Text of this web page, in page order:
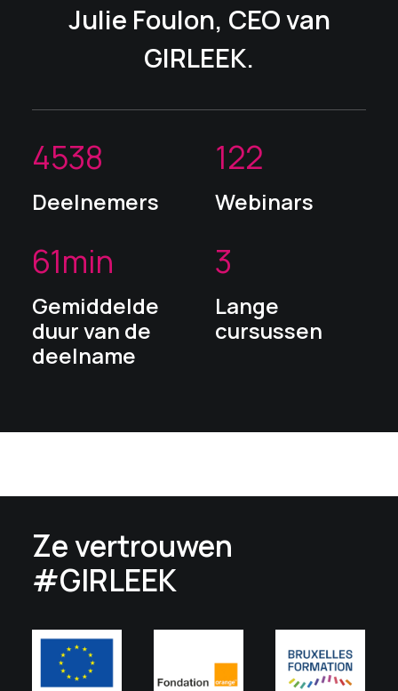
Julie Foulon, CEO van
GIRLEEK.
4538
Deelnemers
122
Webinars
61min
Gemiddelde
duur van de
deelname
3
Lange
cursussen
Ze vertrouwen
#GIRLEEK